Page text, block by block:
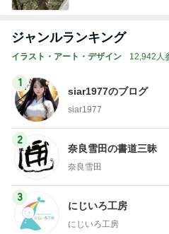
ジャンルランキング
イラスト・アート・デザイン 12,942人
1
siar1977のブログ
siar1977
2
奈良雪田の書道三昧
奈良雪田
3
にじいろ工房
にじいろ工房